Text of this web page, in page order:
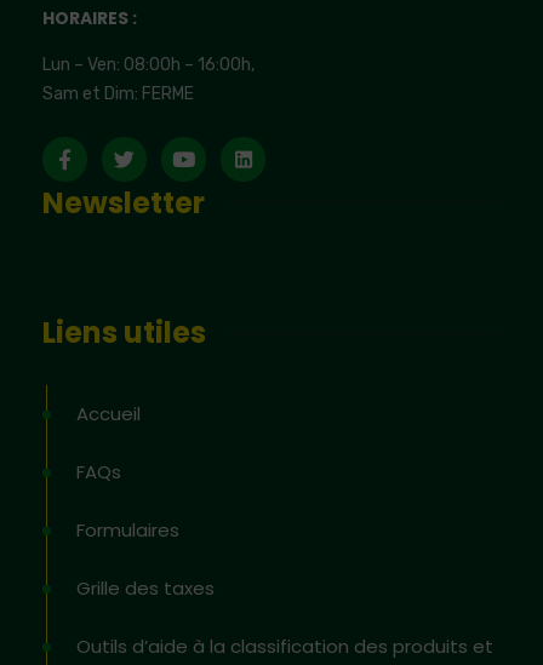
HORAIRES :
Lun – Ven: 08:00h – 16:00h,
Sam et Dim: FERME
Newsletter
Liens utiles
Accueil
FAQs
Formulaires
Grille des taxes
Outils d’aide à la classification des produits et